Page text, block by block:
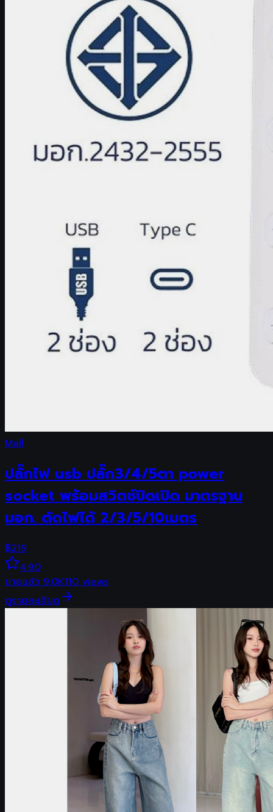
Mall
ปลั๊กไฟ usb ปลั๊ก3/4/5ตา power
socket พร้อมสวิตช์ปิดเปิด มาตรฐาน
มอก. ตัดไฟได้ 2/3/5/10เมตร
฿219
4.90
ขายแล้ว 9.0K110 views
ดูรายละเอียด